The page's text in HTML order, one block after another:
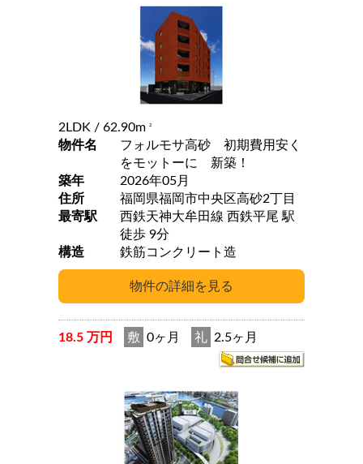
2LDK / 62.90m 2
物件名
フォルモサ高砂 初期費用安く
をモットーに 新築！
築年
2026年05月
住所
福岡県福岡市中央区高砂2丁目
最寄駅
西鉄天神大牟田線 西鉄平尾 駅
徒歩 9分
構造
鉄筋コンクリート造
18.5 万円 敷 0ヶ月 礼 2.5ヶ月